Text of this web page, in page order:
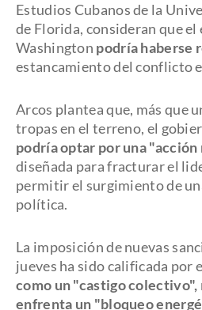
Estudios Cubanos de la
de Florida, consideran que el
Washington podría haberse
estancamiento del conflicto
Arcos plantea que, más que
tropas en el terreno, el
podría optar por una
diseñada para fracturar el
permitir el surgimiento de
política.
La imposición de nuevas
jueves ha sido calificada por
como un "castigo colectivo",
enfrenta un "bloqueo